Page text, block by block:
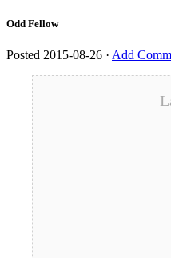
Odd Fellow
Posted 2015-08-26 · Add